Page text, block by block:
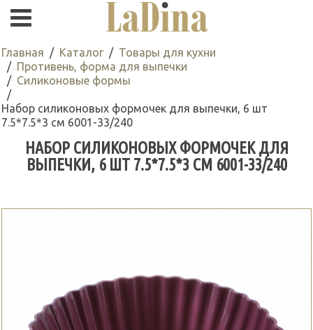
Главная Каталог
Товары для кухни
Противень, форма для выпечки
Силиконовые формы
Набор силиконовых формочек для выпечки, 6 шт
7.5*7.5*3 см 6001-33/240
НАБОР СИЛИКОНОВЫХ ФОРМОЧЕК ДЛЯ
ВЫПЕЧКИ, 6 ШТ 7.5*7.5*3 СМ 6001-33/240